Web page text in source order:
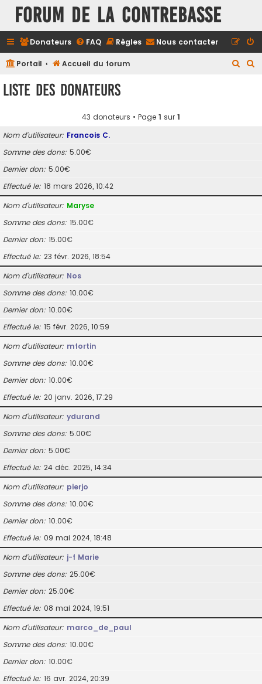
FORUM DE LA CONTREBASSE
Donateurs FAQ Règles Nous contacter
Portail Accueil du forum
Liste des donateurs
43 donateurs • Page 1 sur 1
Nom d’utilisateur Francois C.
Somme des dons 5.00€
Dernier don 5.00€
Effectué le 18 mars 2026, 10:42
Nom d’utilisateur Maryse
Somme des dons 15.00€
Dernier don 15.00€
Effectué le 23 févr. 2026, 18:54
Nom d’utilisateur Nos
Somme des dons 10.00€
Dernier don 10.00€
Effectué le 15 févr. 2026, 10:59
Nom d’utilisateur mfortin
Somme des dons 10.00€
Dernier don 10.00€
Effectué le 20 janv. 2026, 17:29
Nom d’utilisateur ydurand
Somme des dons 5.00€
Dernier don 5.00€
Effectué le 24 déc. 2025, 14:34
Nom d’utilisateur pierjo
Somme des dons 10.00€
Dernier don 10.00€
Effectué le 09 mai 2024, 18:48
Nom d’utilisateur j-f Marie
Somme des dons 25.00€
Dernier don 25.00€
Effectué le 08 mai 2024, 19:51
Nom d’utilisateur marco_de_paul
Somme des dons 10.00€
Dernier don 10.00€
Effectué le 16 avr. 2024, 20:39